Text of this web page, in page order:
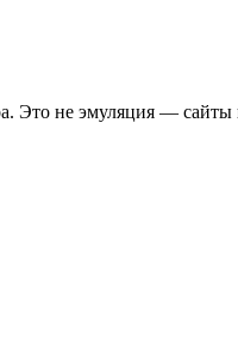
не эмуляция — сайты